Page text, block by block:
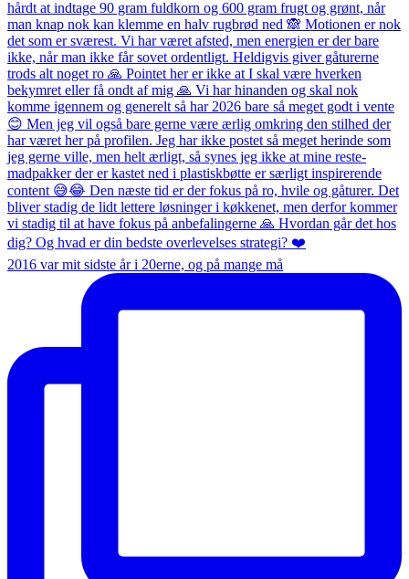
2016 var mit sidste år i 20erne, og på mange må